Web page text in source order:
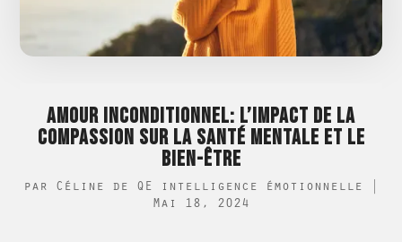
AMOUR INCONDITIONNEL: L’IMPACT DE LA
COMPASSION SUR LA SANTÉ MENTALE ET LE
BIEN-ÊTRE
par Céline de QE intelligence émotionnelle
Mai 18, 2024